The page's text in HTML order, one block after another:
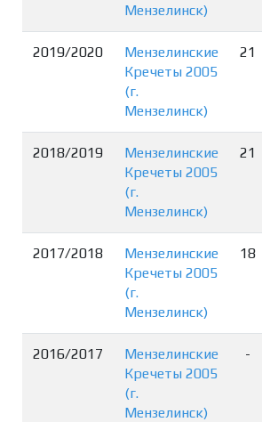
Мензелинск)
2019/2020
Мензелинские
Кречеты 2005
(г.
Мензелинск)
21
2018/2019
Мензелинские
Кречеты 2005
(г.
Мензелинск)
21
2017/2018
Мензелинские
Кречеты 2005
(г.
Мензелинск)
18
2016/2017
Мензелинские
Кречеты 2005
(г.
Мензелинск)
-